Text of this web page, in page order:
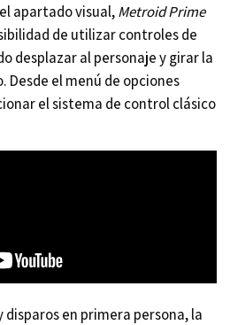
apartado visual,Metroid Prime
de utilizar controles de
desplazar al personaje y girar la
Desde el menú de opciones
el sistema de control clásico
en primera persona, la